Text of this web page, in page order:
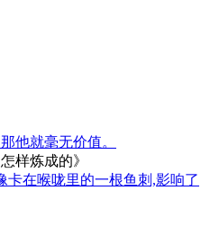
他就毫无价值。
样炼成的》
卡在喉咙里的一根鱼刺,影响了